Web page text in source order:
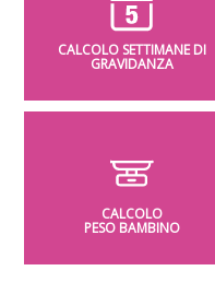
CALCOLO SETTIMANE DI
GRAVIDANZA
CALCOLO
PESO BAMBINO